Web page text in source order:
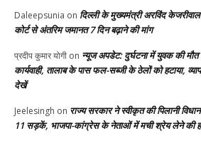
Daleepsunia on दिल्ली के मुख्यमंत्री अरविंद
कोर्ट से अंतरिम जमानत 7 दिन बढ़ाने की मांग
प्रदीप कुमार योगी on न्यूज अपडेट: दुर्घटना में युवक की मौत
कार्यवाही, तालाब के पास फल-सब्जी के ठेलों को हटाया,
देखें
Jeelesingh on राज्य सरकार ने स्वीकृत की पिलानी
11 सड़कें, भाजपा-कांग्रेस के नेताओं में मची श्रेय लेने की